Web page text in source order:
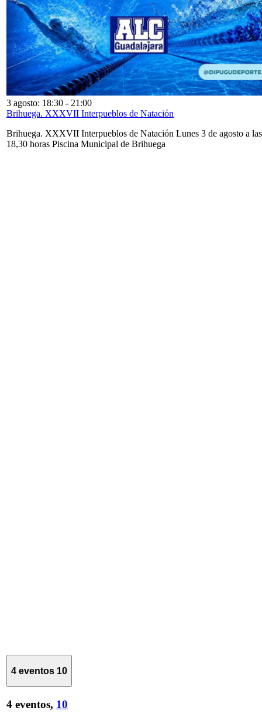
3 agosto: 18:30 - 21:00
Brihuega. XXXVII Interpueblos de Natación
Brihuega. XXXVII Interpueblos de Natación Lunes 3 de agosto a las
18,30 horas Piscina Municipal de Brihuega
4 eventos 10
4 eventos, 10